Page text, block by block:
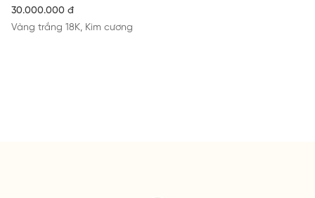
30.000.000 đ
Vàng trắng 18K, Kim cương